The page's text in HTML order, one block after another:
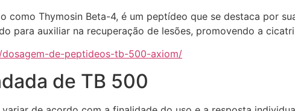
como Thymosin Beta-4, é um peptídeo que se destaca por
para auxiliar na recuperação de lesões, promovendo a
de-peptideos-tb-500-axiom/
de TB 500